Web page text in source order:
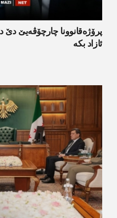
پرۆژەقانوونا چارچۆڤەیێ
ئازاد بکە